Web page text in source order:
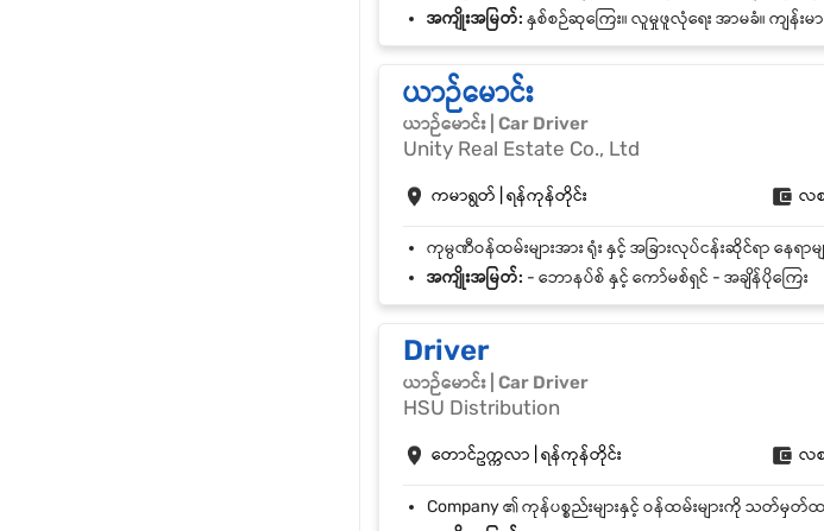
အကျိုးအမြတ်: နှစ်စဉ်ဆုကြေး။ လူမှုဖူလုံရေး အာမခံ။ ကျန်းမာ‌ရေး အာမခံ။ ဆေး
ယာဉ်မောင်း
ယာဉ်မောင်း | Car Driver
Unity Real Estate Co., Ltd
ကမာရွတ် | ရန်ကုန်တိုင်း လ
အကျိုးအမြတ်: - ဘောနပ်စ် နှင့် ကော်မစ်ရှင် - အချိန်ပိုကြေး
Driver
ယာဉ်မောင်း | Car Driver
HSU Distribution
တောင်ဥက္ကလာ | ရန်ကုန်တိုင်း လ